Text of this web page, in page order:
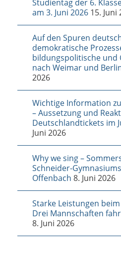
Studientag der 6.
am 3. Juni 2026 15. Juni
Auf den Spuren
demokratische
bildungspolitische
nach Weimar und
2026
Wichtige Information
– Aussetzung und
Deutschlandtickets im
Juni 2026
Why we sing –
Schneider-
Offenbach 8. Juni 2026
Starke Leistungen
Drei Mannschaften
8. Juni 2026